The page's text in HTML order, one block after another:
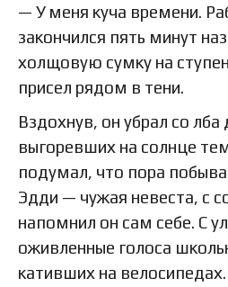
— У меня куча времени.
закончился пять минут
холщовую сумку на
присел рядом в тени.
Вздохнув, он убрал со
выгоревших на солнце
подумал, что пора
Эдди — чужая невеста, с
напомнил он сам себе. С
оживленные голоса
кативших на велосипедах.